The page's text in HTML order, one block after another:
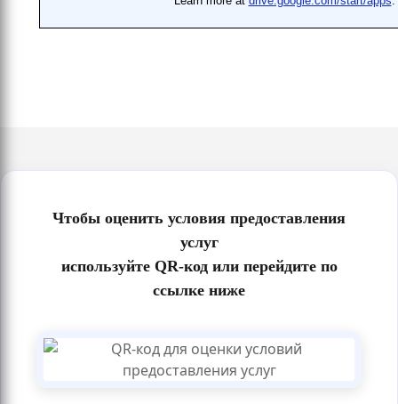
Чтобы оценить условия предоставления
услуг
используйте QR-код или перейдите по
ссылке ниже